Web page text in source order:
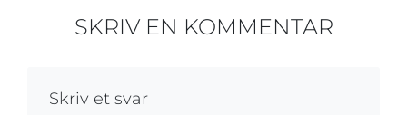
SKRIV EN KOMMENTAR
Skriv et svar